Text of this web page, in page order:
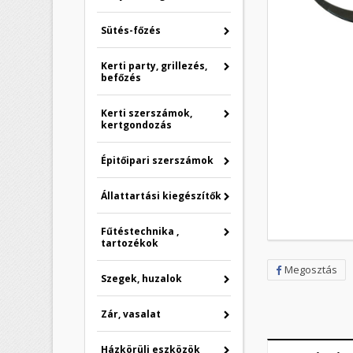
Sütés-főzés
Kerti party, grillezés,
befőzés
Kerti szerszámok,
kertgondozás
Épitőipari szerszámok
Állattartási kiegészítők
Fűtéstechnika ,
tartozékok
Szegek, huzalok
Zár, vasalat
Házkörüli eszközök
Megosztás